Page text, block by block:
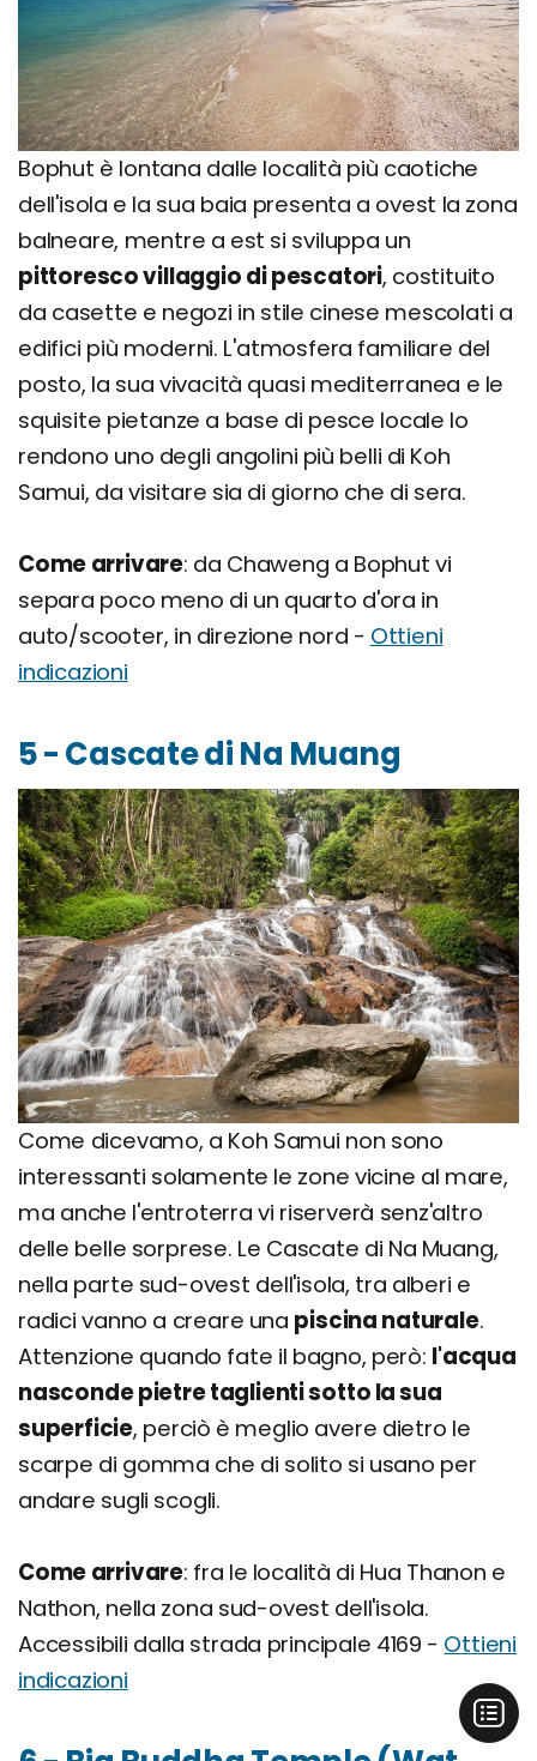
Bophut è lontana dalle località più caotiche
dell'isola e la sua baia presenta a ovest la zona
balneare, mentre a est si sviluppa un
pittoresco villaggio di pescatori, costituito
da casette e negozi in stile cinese mescolati a
edifici più moderni. L'atmosfera familiare del
posto, la sua vivacità quasi mediterranea e le
squisite pietanze a base di pesce locale lo
rendono uno degli angolini più belli di Koh
Samui, da visitare sia di giorno che di sera.
Come arrivare: da Chaweng a Bophut vi
separa poco meno di un quarto d'ora in
auto/scooter, in direzione nord - Ottieni
indicazioni
5 - Cascate di Na Muang
Come dicevamo, a Koh Samui non sono
interessanti solamente le zone vicine al mare,
ma anche l'entroterra vi riserverà senz'altro
delle belle sorprese. Le Cascate di Na Muang,
nella parte sud-ovest dell'isola, tra alberi e
radici vanno a creare una piscina naturale.
Attenzione quando fate il bagno, però: l'acqua
nasconde pietre taglienti sotto la sua
superficie, perciò è meglio avere dietro le
scarpe di gomma che di solito si usano per
andare sugli scogli.
Come arrivare: fra le località di Hua Thanon e
Nathon, nella zona sud-ovest dell'isola.
Accessibili dalla strada principale 4169 - Ottieni
indicazioni